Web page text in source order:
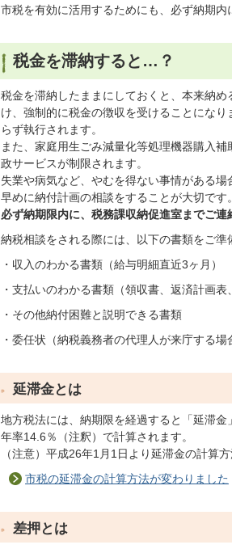
市税を有効に活用するためにも、必ず納期内
税金を滞納すると…？
税金を滞納したままにしておくと、本来納
け、強制的に税金の徴収を受けることにな
らず執行されます。
また、家庭用生ごみ減量化等処理機器購入
政サービスが制限されます。
失業や病気など、やむを得ない事情がある
早めに納付計画の相談をすることが大切です。
必ず納期限内に、税務課収納促進室までご連
納税相談をされる際には、以下の書類をご準
・収入のわかる書類（給与明細直近3ヶ月）
・支払いのわかる書類（領収書、返済計画表
・その他納付困難と説明できる書類
・委任状（納税義務者の代理人が来庁する場
延滞金とは
地方税法には、納期限を経過すると「延滞金
年率14.6％（注釈）で計算されます。
（注意）平成26年1月1日より延滞金の計算
市税の延滞金の計算方法が変わりました
差押とは